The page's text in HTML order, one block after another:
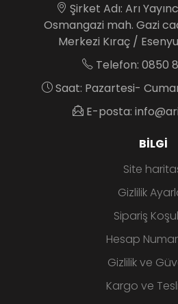
Şirket Adı: Arı
Osmangazi mah. Gazi
Merkezi Kıraç /
Telefon: 0850
Saat: Pazartesi-
E-posta:
BILGI
Site
Gizlilik
Sipariş
Hesap
Gizlilik ve
Kargo ve